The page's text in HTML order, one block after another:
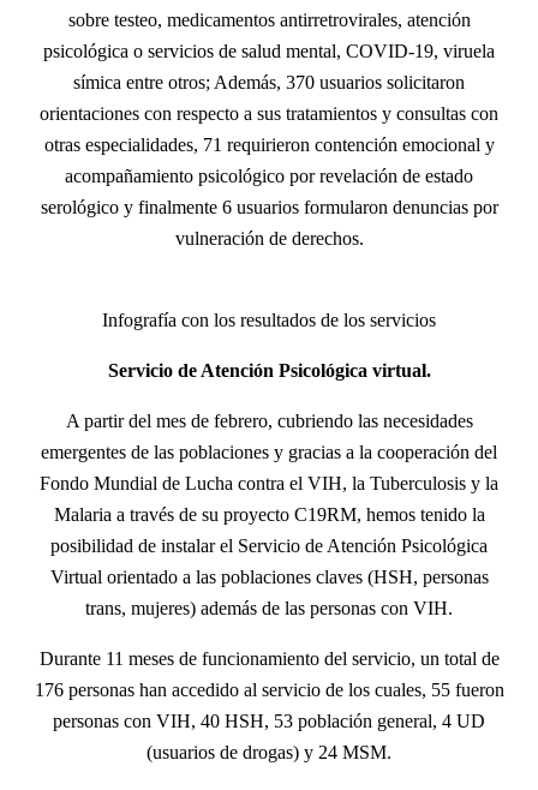
sobre testeo, medicamentos antirretrovirales, atención
psicológica o servicios de salud mental, COVID-19, viruela
símica entre otros; Además, 370 usuarios solicitaron
orientaciones con respecto a sus tratamientos y consultas con
otras especialidades, 71 requirieron contención emocional y
acompañamiento psicológico por revelación de estado
serológico y finalmente 6 usuarios formularon denuncias por
vulneración de derechos.
Infografía con los resultados de los servicios
Servicio de Atención Psicológica virtual.
A partir del mes de febrero, cubriendo las necesidades
emergentes de las poblaciones y gracias a la cooperación del
Fondo Mundial de Lucha contra el VIH, la Tuberculosis y la
Malaria a través de su proyecto C19RM, hemos tenido la
posibilidad de instalar el Servicio de Atención Psicológica
Virtual orientado a las poblaciones claves (HSH, personas
trans, mujeres) además de las personas con VIH.
Durante 11 meses de funcionamiento del servicio, un total de
176 personas han accedido al servicio de los cuales, 55 fueron
personas con VIH, 40 HSH, 53 población general, 4 UD
(usuarios de drogas) y 24 MSM.